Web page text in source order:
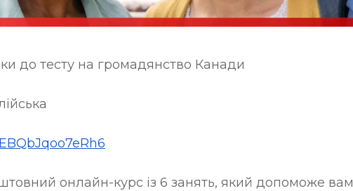
до тесту на громадянство Канади
онлайн-курс із 6 занять, який допоможе вам